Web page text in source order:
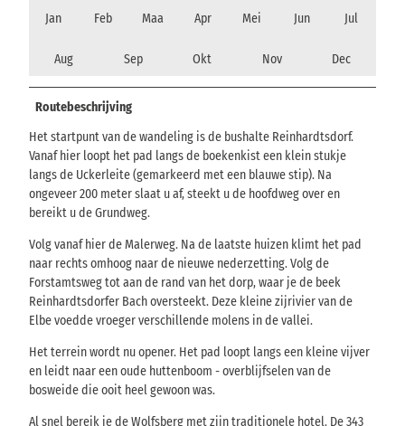
Jan Feb Maa Apr Mei Jun Jul
Aug Sep Okt Nov Dec
Routebeschrijving
Het startpunt van de wandeling is de bushalte Reinhardtsdorf.
Vanaf hier loopt het pad langs de boekenkist een klein stukje
langs de Uckerleite (gemarkeerd met een blauwe stip). Na
ongeveer 200 meter slaat u af, steekt u de hoofdweg over en
bereikt u de Grundweg.
Volg vanaf hier de Malerweg. Na de laatste huizen klimt het pad
naar rechts omhoog naar de nieuwe nederzetting. Volg de
Forstamtsweg tot aan de rand van het dorp, waar je de beek
Reinhardtsdorfer Bach oversteekt. Deze kleine zijrivier van de
Elbe voedde vroeger verschillende molens in de vallei.
Het terrein wordt nu opener. Het pad loopt langs een kleine vijver
en leidt naar een oude huttenboom - overblijfselen van de
bosweide die ooit heel gewoon was.
Al snel bereik je de Wolfsberg met zijn traditionele hotel. De 343